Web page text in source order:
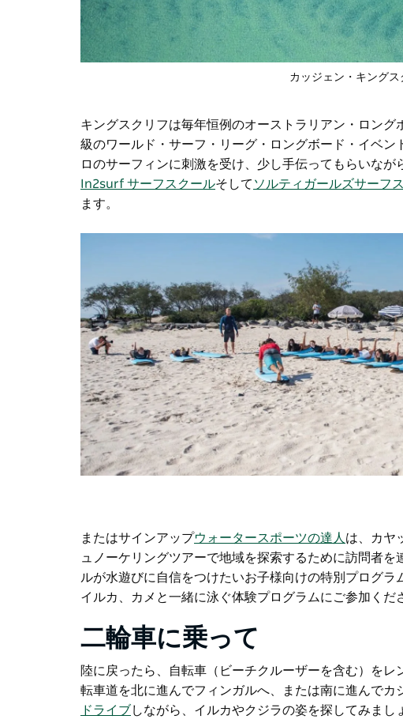
カッジェン・キング
キングスクリフは毎年恒例のオーストラリアン・ロン
級のワールド・サーフ・リーグ・ロングボード・イベン
ロのサーフィンに刺激を受け、少し手伝ってもらいな
In2surf サーフスクールそして ソルティガールズサーフ
ます。
またはサインアップウォータースポーツの達人は、カヤ
ュノーケリングツアーで地域を探索するために訪問者を
ルが水遊びに自信をつけたいお子様向けの特別プログ
イルカ、カメと一緒に泳ぐ体験プログラムにご参加くだ
二輪車に乗って
陸に戻ったら、自転車（ビーチクルーザーを含む）をレ
転車道を北に進んでフィンガルへ、または南に進んでカ
ドライブ しながら、イルカやクジラの姿を探してみま